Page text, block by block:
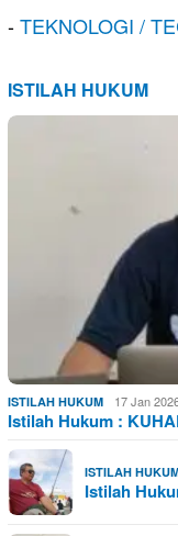
-TEKNOLOGI /
ISTILAH HUKUM
ISTILAH HUKUM 17 Jan
Istilah Hukum :
ISTILAH
Istilah